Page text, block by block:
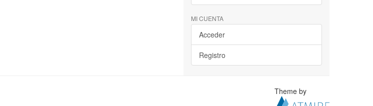
MI CUENTA
Acceder
Registro
Theme by